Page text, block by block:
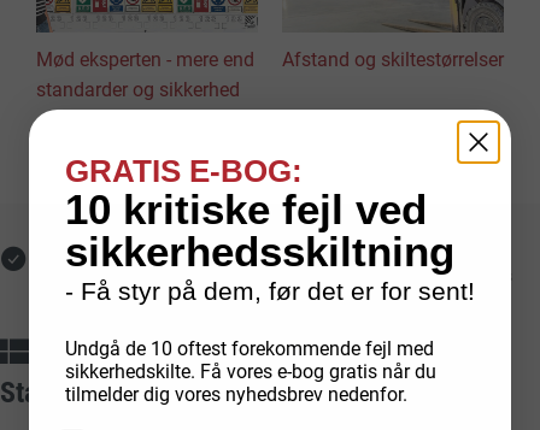
Mød eksperten - mere end
standarder og sikkerhed
Afstand og skiltestørrelser
Fri fragt med GLS
Ved online køb på over
1.000 kr.
Hurtig levering
Lagerførte varer leveres
typisk på 1-2 hverdage
Dansk produktion
Egenproducerede skilte fra
dansk fabrik
Sikker betaling
Med kort, mobilepay,
faktura og EAN
Standarder vi arbejder ud fra
GRATIS E-BOG:
10 kritiske fejl ved
sikkerhedsskiltning
- Få styr på dem, før det er for sent!
Undgå de 10 oftest forekommende fejl med
sikkerhedskilte. Få vores e-bog gratis når du
tilmelder dig vores nyhedsbrev nedenfor.